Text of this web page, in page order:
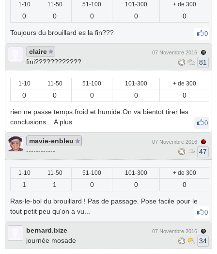
1-10 11-50 51-100 101-300 + de 300
0 0 0 0 0
Toujours du brouillard es la fin??? 0
claire
fini????????????
07 Novembre 2016
81
1-10 11-50 51-100 101-300 + de 300
0 0 0 0 0
rien ne passe temps froid et humide.On va bientot tirer les
conclusions....A plus
0
mavie-enbleu
------------
07 Novembre 2016
47
1-10 11-50 51-100 101-300 + de 300
1 1 0 0 0
Ras-le-bol du brouillard ! Pas de passage. Pose facile pour le
tout petit peu qu'on a vu...
0
bernard.bize
journée mosade
07 Novembre 2016
34